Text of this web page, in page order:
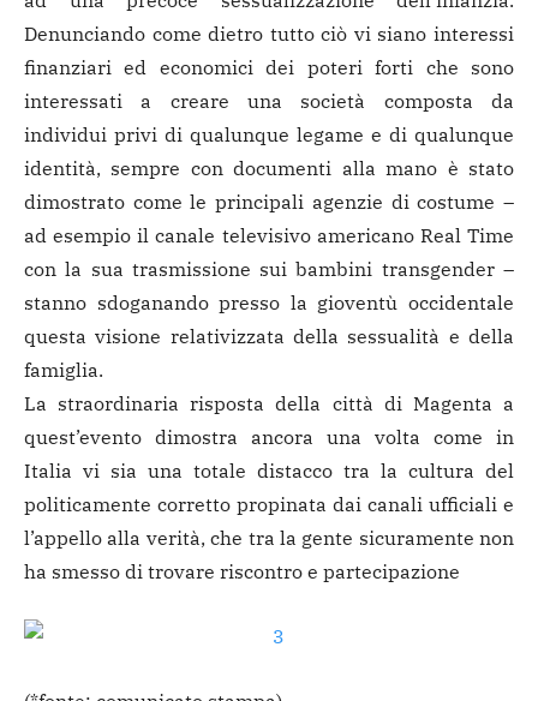
Denunciando come dietro tutto ciò vi siano interessi
finanziari ed economici dei poteri forti che sono
interessati a creare una società composta da
individui privi di qualunque legame e di qualunque
identità, sempre con documenti alla mano è stato
dimostrato come le principali agenzie di costume –
ad esempio il canale televisivo americano Real Time
con la sua trasmissione sui bambini transgender –
stanno sdoganando presso la gioventù occidentale
questa visione relativizzata della sessualità e della
famiglia.
La straordinaria risposta della città di Magenta a
quest’evento dimostra ancora una volta come in
Italia vi sia una totale distacco tra la cultura del
politicamente corretto propinata dai canali ufficiali e
l’appello alla verità, che tra la gente sicuramente non
ha smesso di trovare riscontro e partecipazione